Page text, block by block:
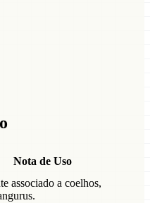
Nota de Uso
associado a coelhos,